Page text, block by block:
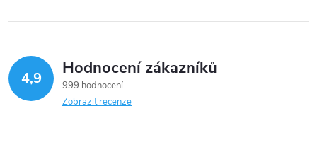
4,9 Hodnocení zákazníků
999 hodnocení
Zobrazit recenze